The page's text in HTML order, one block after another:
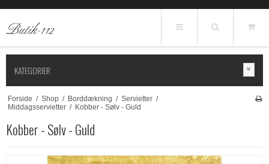
KATEGORIER
Forside / Shop / Borddækning / Servietter /
Middagsservietter / Kobber - Sølv - Guld
Kobber - Sølv - Guld